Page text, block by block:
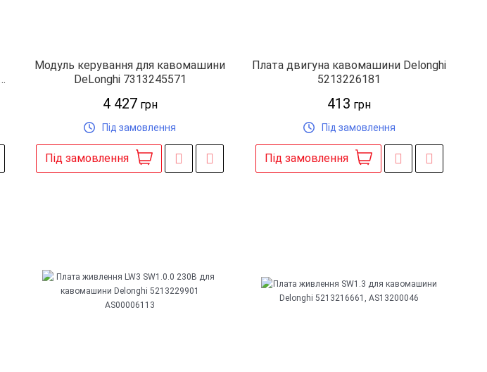
Модуль керування для кавомашини
DeLonghi 7313245571
4 427грн
Під замовлення
Під замовлення
Плата двигуна кавомашини Delonghi
5213226181
413 грн
Під замовлення
Під замовлення